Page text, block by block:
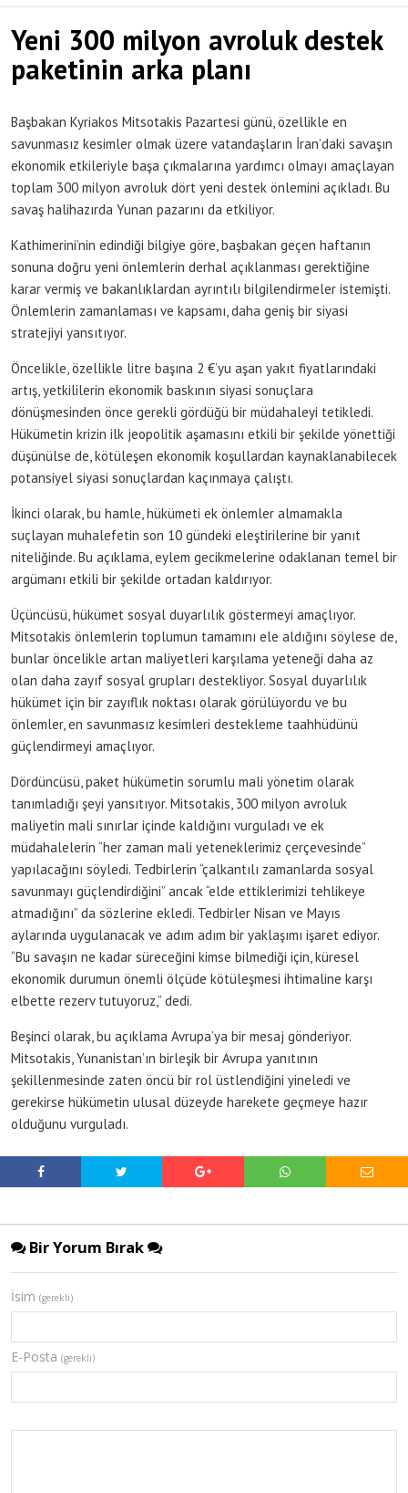
Yeni 300 milyon avroluk destek
paketinin arka planı
Başbakan Kyriakos Mitsotakis Pazartesi günü, özellikle en
savunmasız kesimler olmak üzere vatandaşların İran’daki savaşın
ekonomik etkileriyle başa çıkmalarına yardımcı olmayı amaçlayan
toplam 300 milyon avroluk dört yeni destek önlemini açıkladı. Bu
savaş halihazırda Yunan pazarını da etkiliyor.
Kathimerini’nin edindiği bilgiye göre, başbakan geçen haftanın
sonuna doğru yeni önlemlerin derhal açıklanması gerektiğine
karar vermiş ve bakanlıklardan ayrıntılı bilgilendirmeler istemişti.
Önlemlerin zamanlaması ve kapsamı, daha geniş bir siyasi
stratejiyi yansıtıyor.
Öncelikle, özellikle litre başına 2 €’yu aşan yakıt fiyatlarındaki
artış, yetkililerin ekonomik baskının siyasi sonuçlara
dönüşmesinden önce gerekli gördüğü bir müdahaleyi tetikledi.
Hükümetin krizin ilk jeopolitik aşamasını etkili bir şekilde yönettiği
düşünülse de, kötüleşen ekonomik koşullardan kaynaklanabilecek
potansiyel siyasi sonuçlardan kaçınmaya çalıştı.
İkinci olarak, bu hamle, hükümeti ek önlemler almamakla
suçlayan muhalefetin son 10 gündeki eleştirilerine bir yanıt
niteliğinde. Bu açıklama, eylem gecikmelerine odaklanan temel bir
argümanı etkili bir şekilde ortadan kaldırıyor.
Üçüncüsü, hükümet sosyal duyarlılık göstermeyi amaçlıyor.
Mitsotakis önlemlerin toplumun tamamını ele aldığını söylese de,
bunlar öncelikle artan maliyetleri karşılama yeteneği daha az
olan daha zayıf sosyal grupları destekliyor. Sosyal duyarlılık
hükümet için bir zayıflık noktası olarak görülüyordu ve bu
önlemler, en savunmasız kesimleri destekleme taahhüdünü
güçlendirmeyi amaçlıyor.
Dördüncüsü, paket hükümetin sorumlu mali yönetim olarak
tanımladığı şeyi yansıtıyor. Mitsotakis, 300 milyon avroluk
maliyetin mali sınırlar içinde kaldığını vurguladı ve ek
müdahalelerin “her zaman mali yeteneklerimiz çerçevesinde”
yapılacağını söyledi. Tedbirlerin “çalkantılı zamanlarda sosyal
savunmayı güçlendirdiğini” ancak “elde ettiklerimizi tehlikeye
atmadığını” da sözlerine ekledi. Tedbirler Nisan ve Mayıs
aylarında uygulanacak ve adım adım bir yaklaşımı işaret ediyor.
“Bu savaşın ne kadar süreceğini kimse bilmediği için, küresel
ekonomik durumun önemli ölçüde kötüleşmesi ihtimaline karşı
elbette rezerv tutuyoruz,” dedi.
Beşinci olarak, bu açıklama Avrupa’ya bir mesaj gönderiyor.
Mitsotakis, Yunanistan’ın birleşik bir Avrupa yanıtının
şekillenmesinde zaten öncü bir rol üstlendiğini yineledi ve
gerekirse hükümetin ulusal düzeyde harekete geçmeye hazır
olduğunu vurguladı.
Bir Yorum Bırak
İsim (gerekli)
E-Posta (gerekli)